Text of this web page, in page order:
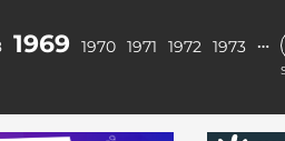
1969 1970 1971 1972 1973 …